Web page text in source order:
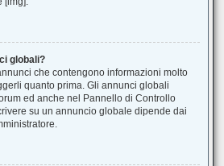
globali?
che contengono informazioni molto
quanto prima. Gli annunci globali
ed anche nel Pannello di Controllo
su un annuncio globale dipende dai